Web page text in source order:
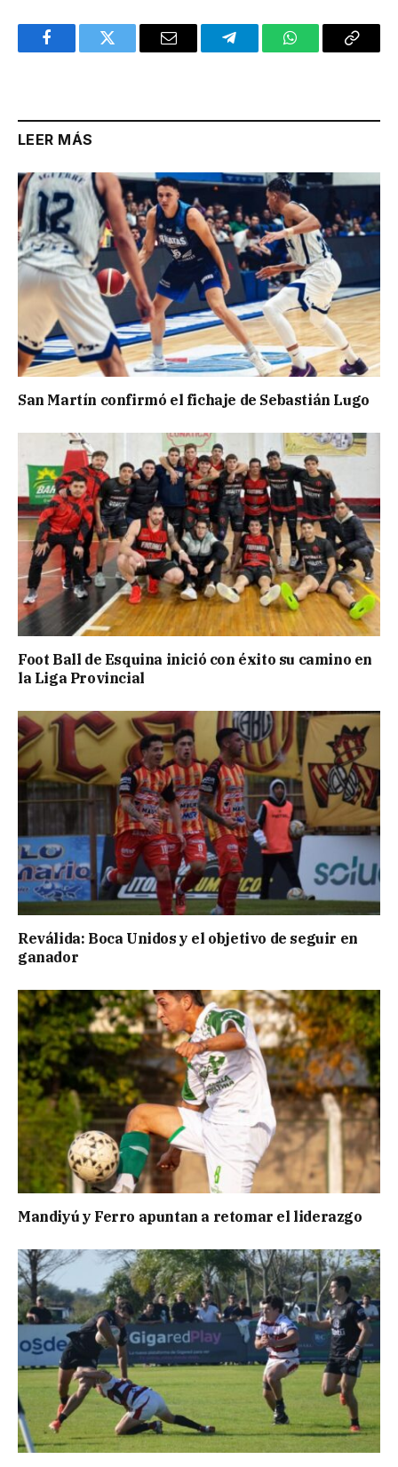
FacebookTwitter Email TelegramWhatsAppCopy
LEER MÁS
San Martín confirmó el fichaje de Sebastián Lugo
Foot Ball de Esquina inició con éxito su camino en
la Liga Provincial
Reválida: Boca Unidos y el objetivo de seguir en
ganador
Mandiyú y Ferro apuntan a retomar el liderazgo